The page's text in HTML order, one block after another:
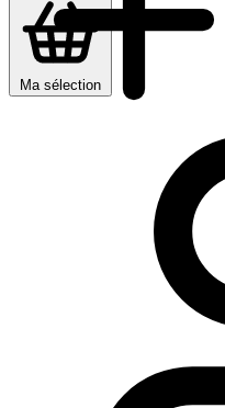
Ma sélection